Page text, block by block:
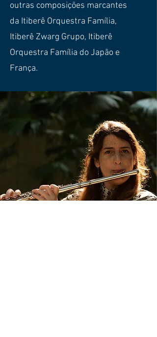
outras composições marcantes
da Itiberê Orquestra Família,
Itiberê Zwarg Grupo, Itiberê
Orquestra Família do Japão e
França.